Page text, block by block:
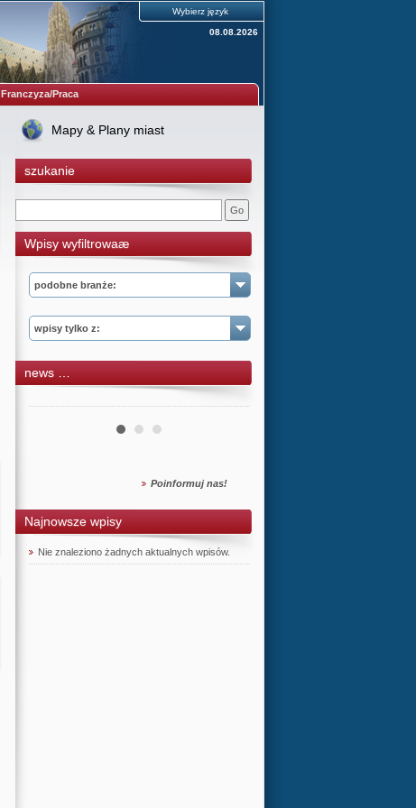
Wybierz język
08.08.2026
Franczyza/Praca
Mapy & Plany miast
szukanie
Wpisy wyfiltrowaæ
podobne branże:
wpisy tylko z:
news …
Poinformuj nas!
Najnowsze wpisy
Nie znaleziono żadnych aktualnych wpisów.